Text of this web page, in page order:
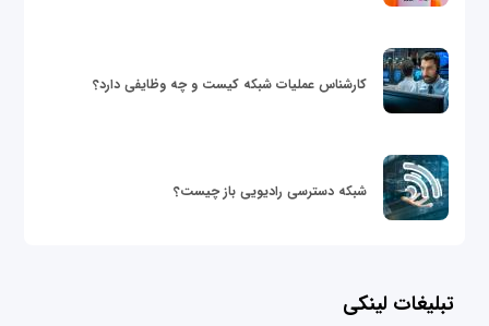
کارشناس عملیات شبکه کیست و چه وظایفی دارد؟
شبکه دسترسی رادیویی باز چیست؟
تبلیغات لینکی